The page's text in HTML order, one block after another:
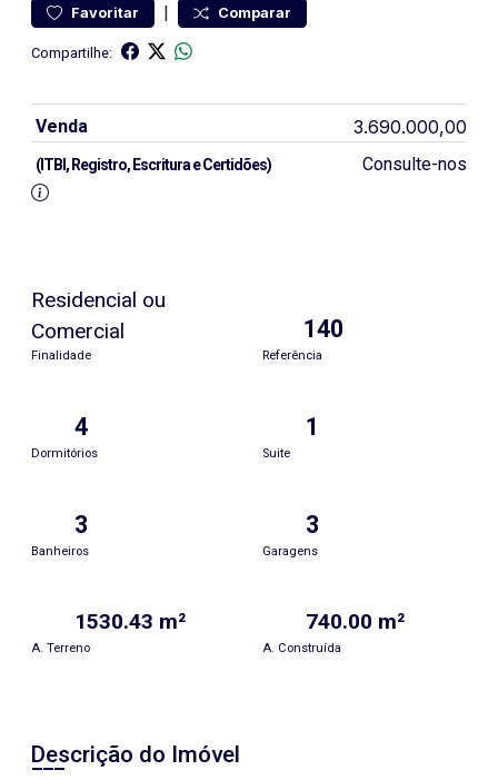
Favoritar | Comparar
Compartilhe:
Venda 3.690.000,00
(ITBI, Registro, Escritura e Certidões) Consulte-nos
Residencial ou
Comercial
Finalidade
140
Referência
4
Dormitórios
1
Suite
3
Banheiros
3
Garagens
1530.43 m²
A. Terreno
740.00 m²
A. Construída
Descrição do Imóvel